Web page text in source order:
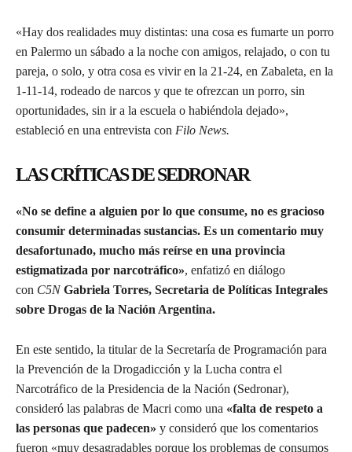
«Hay dos realidades muy distintas: una cosa es fumarte un porro
en Palermo un sábado a la noche con amigos, relajado, o con tu
pareja, o solo, y otra cosa es vivir en la 21-24, en Zabaleta, en la
1-11-14, rodeado de narcos y que te ofrezcan un porro, sin
oportunidades, sin ir a la escuela o habiéndola dejado»,
estableció en una entrevista con Filo News.
LAS CRÍTICAS DE SEDRONAR
«No se define a alguien por lo que consume, no es gracioso
consumir determinadas sustancias. Es un comentario muy
desafortunado, mucho más reírse en una provincia
estigmatizada por narcotráfico», enfatizó en diálogo
con C5NGabriela Torres, Secretaria de Políticas Integrales
sobre Drogas de la Nación Argentina.
En este sentido, la titular de la Secretaría de Programación para
la Prevención de la Drogadicción y la Lucha contra el
Narcotráfico de la Presidencia de la Nación (Sedronar),
consideró las palabras de Macri como una «falta de respeto a
las personas que padecen» y consideró que los comentarios
fueron «muy desagradables porque los problemas de consumos